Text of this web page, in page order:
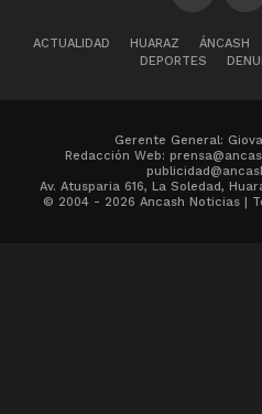
ACTUALIDAD HUARAZ ÁNCASH
DEPORTES
Gerente General:
Redacción Web:
Av. Atusparia 616, La Soledad,
© 2004 - 2026 Ancash Noticias |